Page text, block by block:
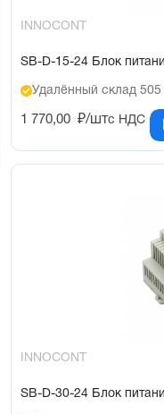
INNOCONT
SB-D-15-24 Блок
Удалённый склад 505
1 770,00 ₽/штс НДС
INNOCONT
SB-D-30-24 Блок